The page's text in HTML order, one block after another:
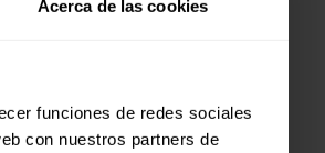
Acerca de las cookies
funciones de redes sociales
con nuestros partners de